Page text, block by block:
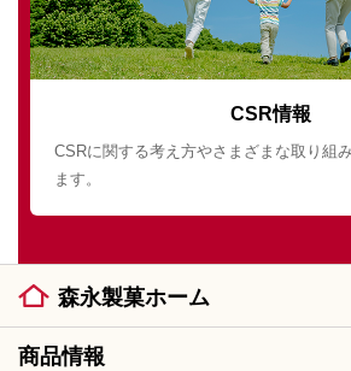
CSR情報
CSRに関する考え方やさまざまな取り組
ます。
森永製菓ホーム
商品情報